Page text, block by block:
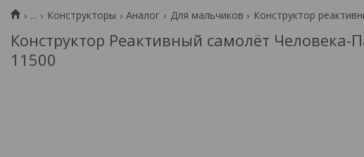
... Конструкторы Аналог Для мальчиков
Конструктор Реактивный самолёт
11500